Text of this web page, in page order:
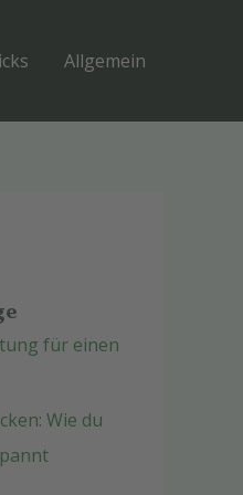
Allgemein
für einen
Wie du